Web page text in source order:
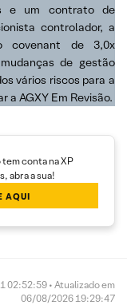
e um contrato de
controlador, a
covenant de 3,0x
de gestão
vários riscos para a
AGXY Em Revisão.
tem conta na XP
abra a sua!
AQUI
02:52:59 • Atualizado em
06/08/2026 19:29:47